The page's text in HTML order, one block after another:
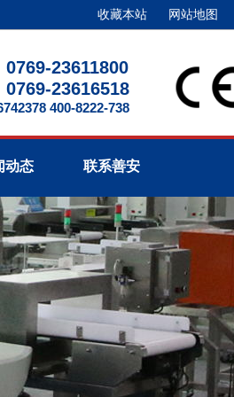
收藏本站 网站地图
0769-23611800
0769-23616518
400-8222-738
动态 联系善安